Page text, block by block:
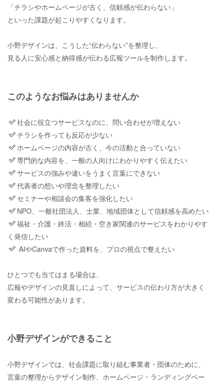
「チラシやホームページが古く、信頼感が伝わらない」
といった課題が起こりやすくなります。
小野デザインは、こうした“伝わらない”を整理し、
見る人に安心感と納得感が伝わる広報ツールを制作します。
このようなお悩みはありませんか
社会に役立つサービスなのに、問い合わせが増えない
チラシを作っても反応が少ない
ホームページの内容が古く、今の活動と合っていない
専門的な内容を、一般の人向けにわかりやすく伝えたい
サービスの強みや違いをうまく言葉にできない
代表者の想いや理念を整理したい
セミナーや相談会の集客を強化したい
NPO、一般社団法人、士業、地域団体として信頼感を高めたい
福祉・介護・終活・相続・空き家関連のサービスをわかりやす
く発信したい
AIやCanvaで作った資料を、プロの視点で整えたい
ひとつでも当てはまる場合は、
広報やデザインの見直しによって、サービスの伝わり方が大きく
変わる可能性があります。
小野デザインができること
小野デザインでは、社会課題に取り組む事業者・団体のために、
言葉の整理からデザイン制作、ホームページ・ランディングペー